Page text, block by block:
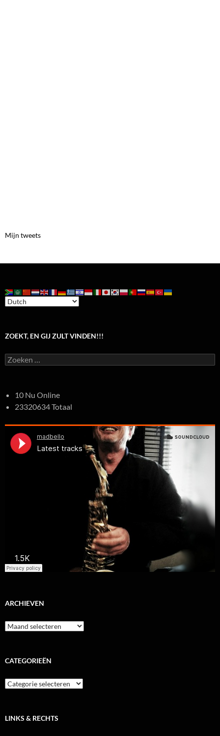
Mijn tweets
ZOEKT, EN GIJ ZULT VINDEN!!!
Zoeken
naar:
10 Nu Online
23320634 Totaal
ARCHIEVEN
Archieven
CATEGORIEËN
Categorieën
LINKS & RECHTS